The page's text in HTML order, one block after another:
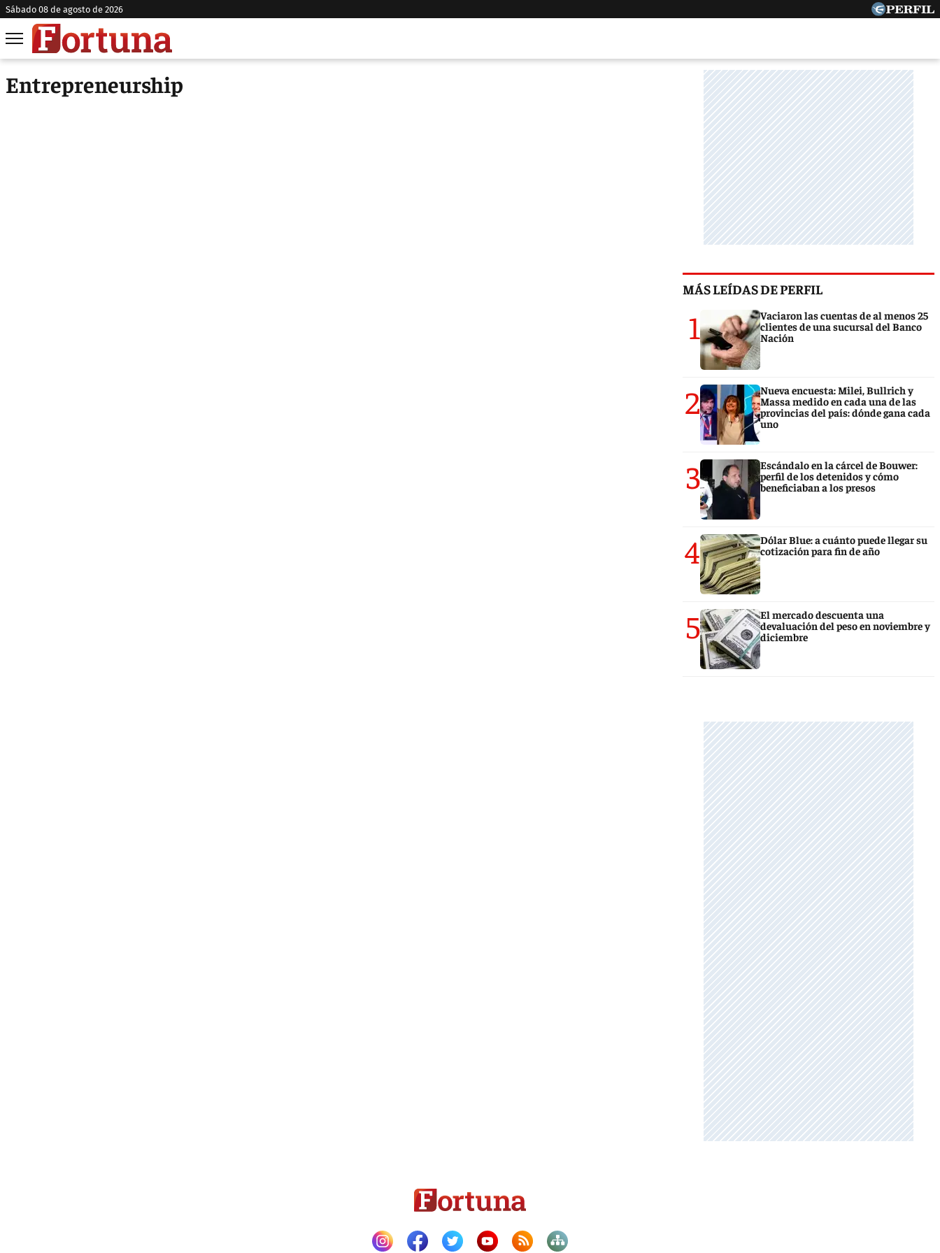
sábado 08 de agosto de 2026
Entrepreneurship
MÁS LEÍDAS DE PERFIL
1
Vaciaron las cuentas de al menos 25
clientes de una sucursal del Banco
Nación
2
Nueva encuesta: Milei, Bullrich y
Massa medido en cada una de las
provincias del país: dónde gana cada
uno
3
Escándalo en la cárcel de Bouwer:
perfil de los detenidos y cómo
beneficiaban a los presos
4
Dólar Blue: a cuánto puede llegar su
cotización para fin de año
5
El mercado descuenta una
devaluación del peso en noviembre y
diciembre